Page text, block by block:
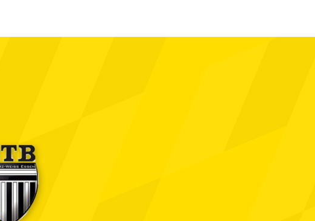
Alemannia Aachen
Spielbericht
Alemannia Aachen
Alemannia Aachen
SG Wattenscheid 09